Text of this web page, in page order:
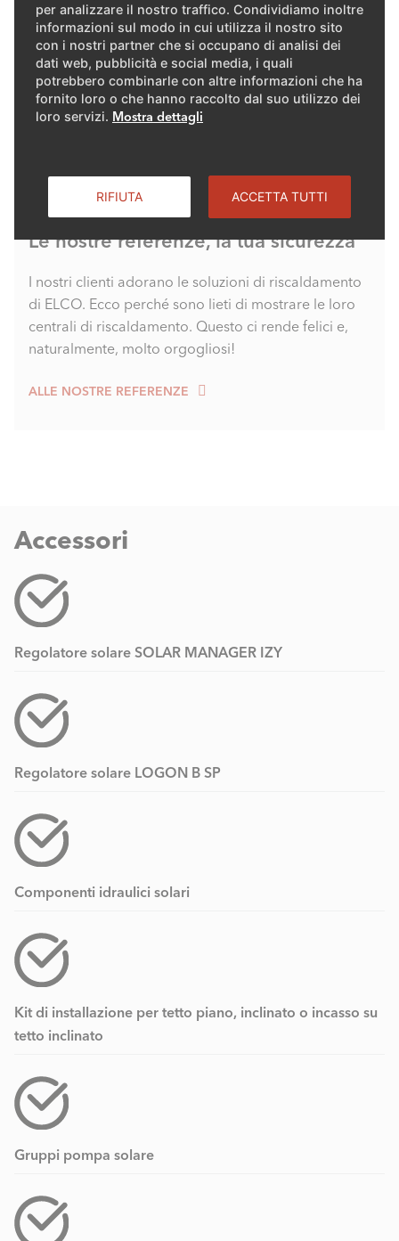
per analizzare il nostro traffico. Condividiamo inoltre
informazioni sul modo in cui utilizza il nostro sito
con i nostri partner che si occupano di analisi dei
dati web, pubblicità e social media, i quali
potrebbero combinarle con altre informazioni che ha
fornito loro o che hanno raccolto dal suo utilizzo dei
loro servizi. Mostra dettagli
RIFIUTA ACCETTA TUTTI
Le nostre referenze, la tua sicurezza
I nostri clienti adorano le soluzioni di riscaldamento
di ELCO. Ecco perché sono lieti di mostrare le loro
centrali di riscaldamento. Questo ci rende felici e,
naturalmente, molto orgogliosi!
ALLE NOSTRE REFERENZE
Accessori
Regolatore solare SOLAR MANAGER IZY
Regolatore solare LOGON B SP
Componenti idraulici solari
Kit di installazione per tetto piano, inclinato o incasso su
tetto inclinato
Gruppi pompa solare